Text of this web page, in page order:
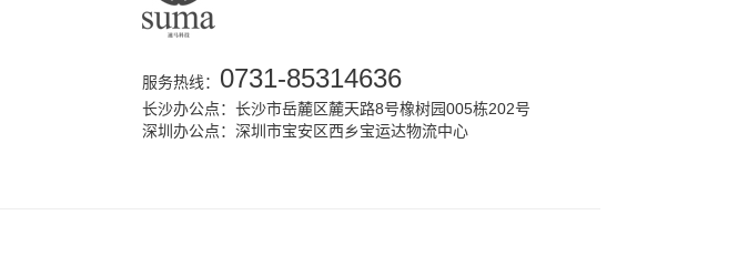
服务热线： 0731-85314636
长沙办公点：长沙市岳麓区麓天路8号橡树园005栋202号
深圳办公点：深圳市宝安区西乡宝运达物流中心